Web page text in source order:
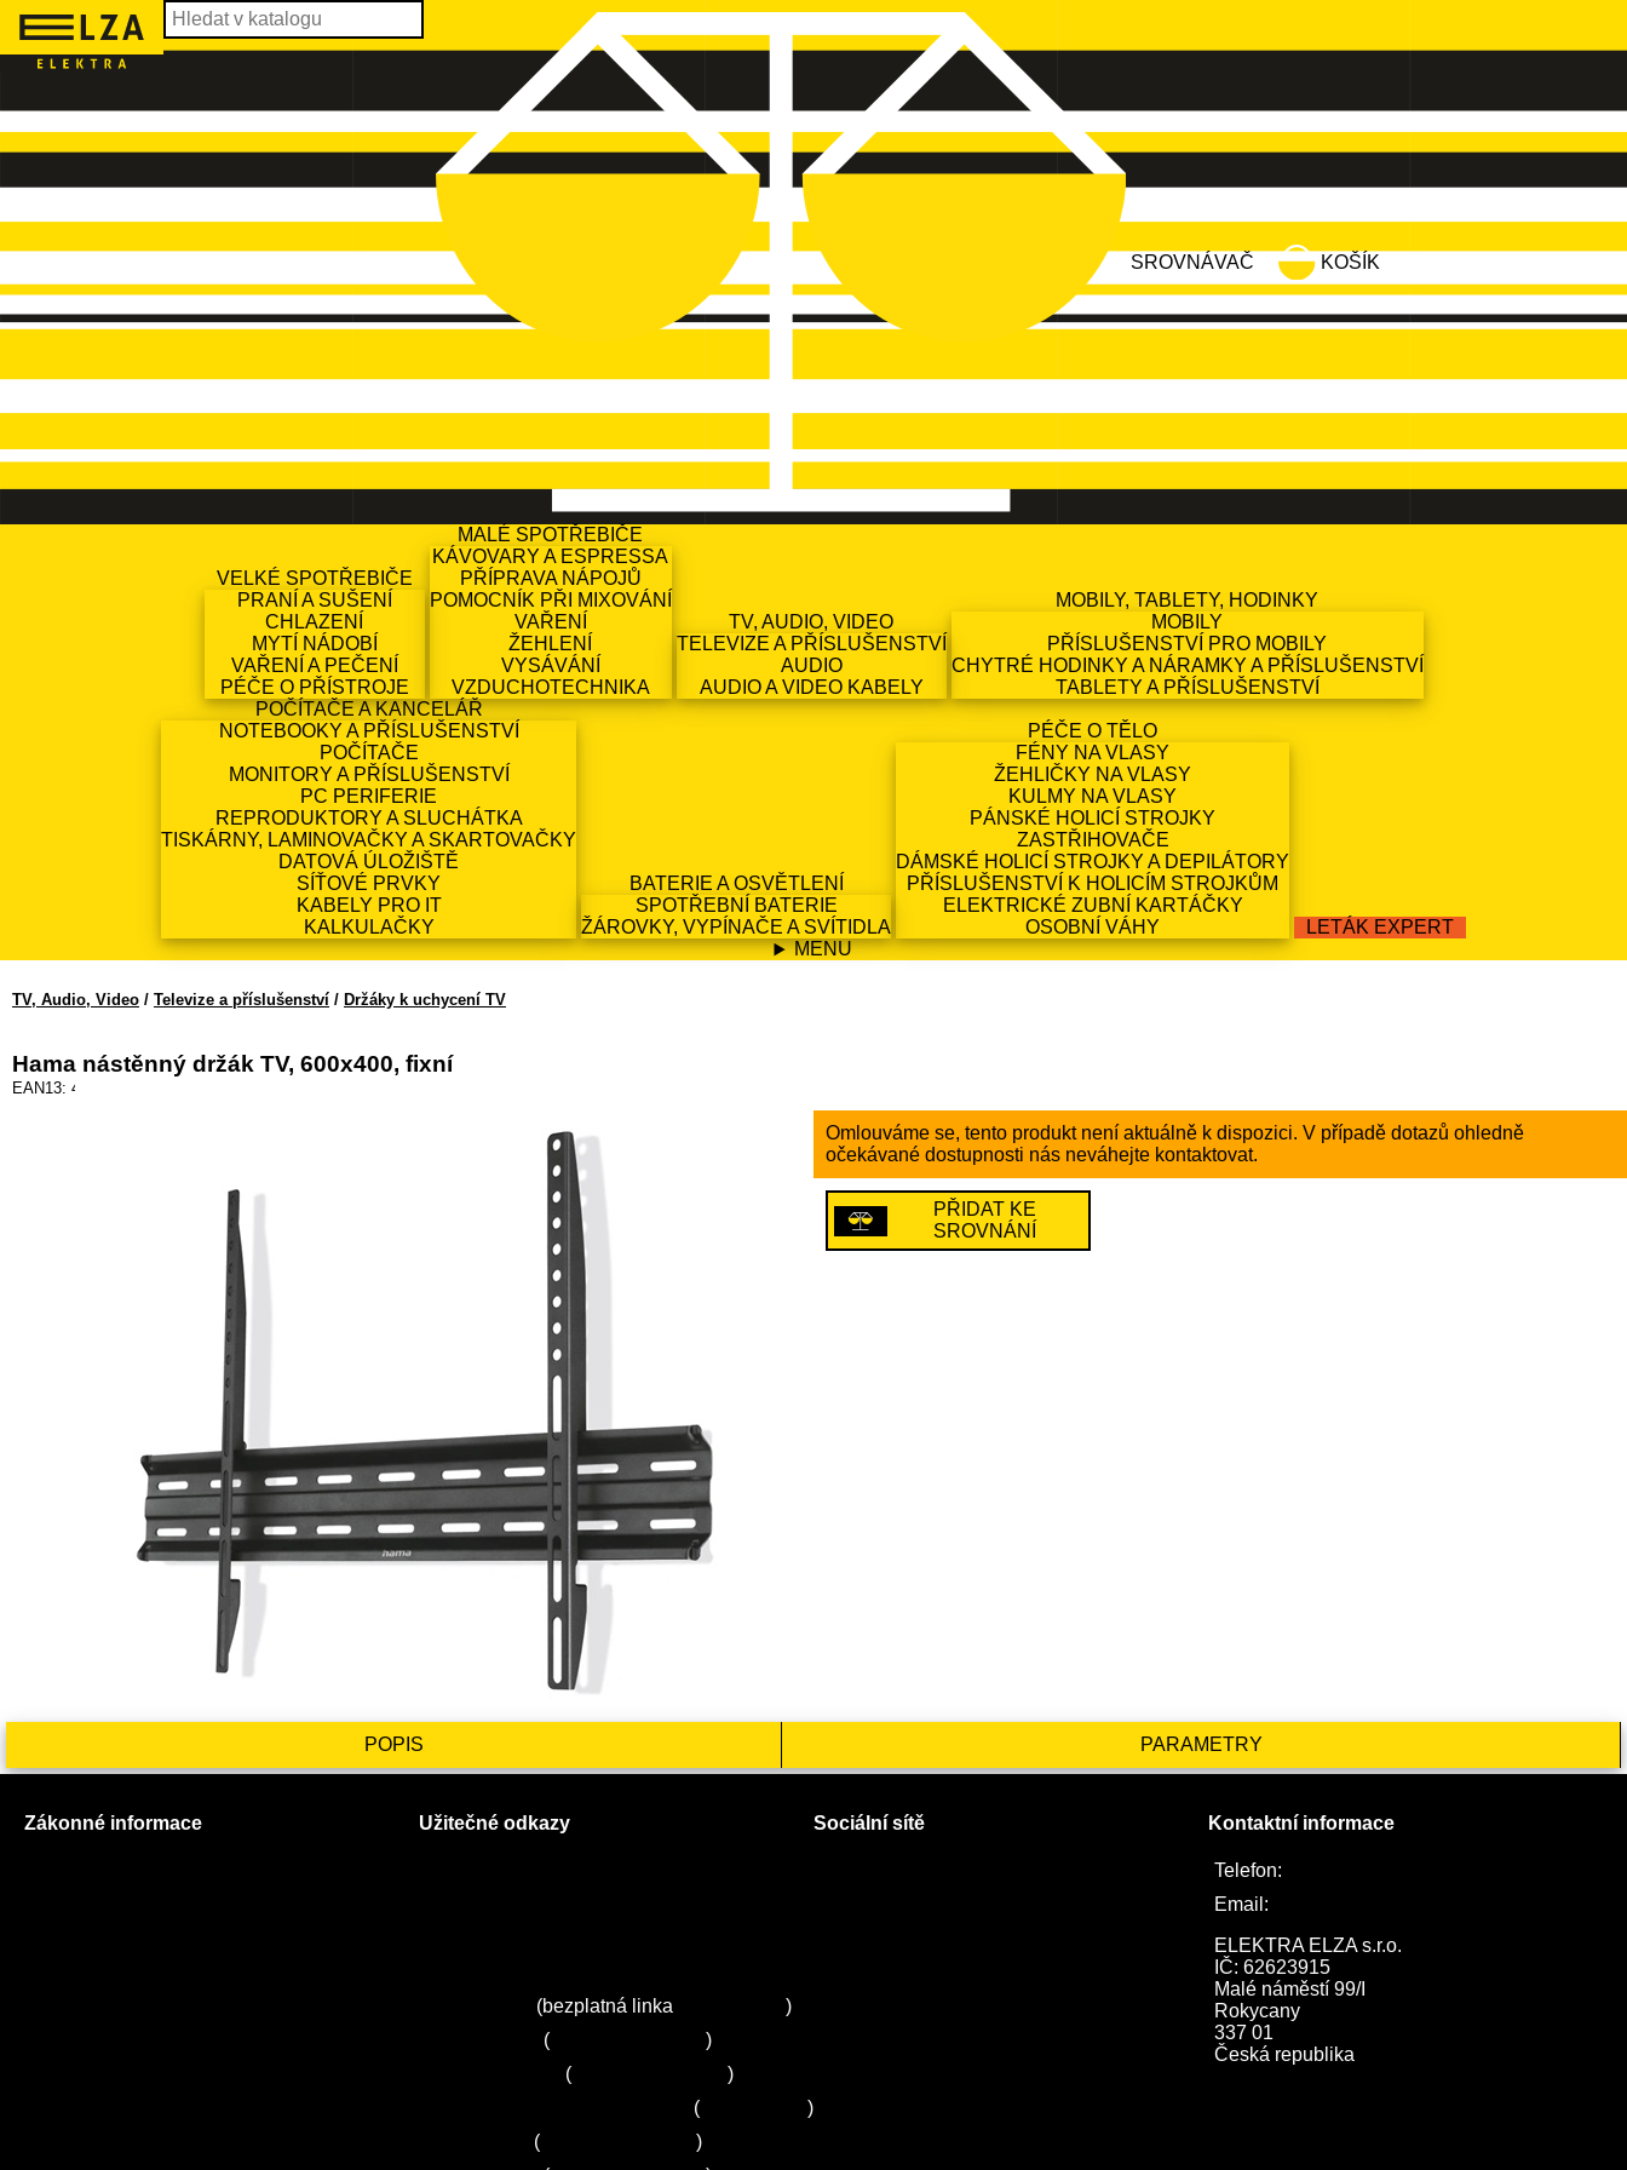
SROVNÁVAČ KOŠÍK
VELKÉ SPOTŘEBIČE
PRANÍ A SUŠENÍ
CHLAZENÍ
MYTÍ NÁDOBÍ
VAŘENÍ A PEČENÍ
PÉČE O PŘÍSTROJE
MALÉ SPOTŘEBIČE
KÁVOVARY A ESPRESSA
PŘÍPRAVA NÁPOJŮ
POMOCNÍK PŘI MIXOVÁNÍ
VAŘENÍ
ŽEHLENÍ
VYSÁVÁNÍ
VZDUCHOTECHNIKA
TV, AUDIO, VIDEO
TELEVIZE A PŘÍSLUŠENSTVÍ
AUDIO
AUDIO A VIDEO KABELY
MOBILY, TABLETY, HODINKY
MOBILY
PŘÍSLUŠENSTVÍ PRO MOBILY
CHYTRÉ HODINKY A NÁRAMKY A PŘÍSLUŠENSTVÍ
TABLETY A PŘÍSLUŠENSTVÍ
POČÍTAČE A KANCELÁŘ
NOTEBOOKY A PŘÍSLUŠENSTVÍ
POČÍTAČE
MONITORY A PŘÍSLUŠENSTVÍ
PC PERIFERIE
REPRODUKTORY A SLUCHÁTKA
TISKÁRNY, LAMINOVAČKY A SKARTOVAČKY
DATOVÁ ÚLOŽIŠTĚ
SÍŤOVÉ PRVKY
KABELY PRO IT
KALKULAČKY
BATERIE A OSVĚTLENÍ
SPOTŘEBNÍ BATERIE
ŽÁROVKY, VYPÍNAČE A SVÍTIDLA
PÉČE O TĚLO
FÉNY NA VLASY
ŽEHLIČKY NA VLASY
KULMY NA VLASY
PÁNSKÉ HOLICÍ STROJKY
ZASTŘIHOVAČE
DÁMSKÉ HOLICÍ STROJKY A DEPILÁTORY
PŘÍSLUŠENSTVÍ K HOLICÍM STROJKŮM
ELEKTRICKÉ ZUBNÍ KARTÁČKY
OSOBNÍ VÁHY
LETÁK EXPERT
MENU
TV, Audio, Video / Televize a příslušenství / Držáky k uchycení TV
Hama nástěnný držák TV, 600x400, fixní
EAN13: 4047443509420
Omlouváme se, tento produkt není aktuálně k dispozici. V případě dotazů ohledně
očekávané dostupnosti nás neváhejte kontaktovat.
PŘIDAT KE
SROVNÁNÍ
POPIS PARAMETRY
Zákonné informace Užitečné odkazy
(bezplatná linka
)
(
)
(
)
(
)
(
)
Sociální sítě Kontaktní informace
Telefon:
Email:
ELEKTRA ELZA s.r.o.
IČ: 62623915
Malé náměstí 99/I
Rokycany
337 01
Česká republika